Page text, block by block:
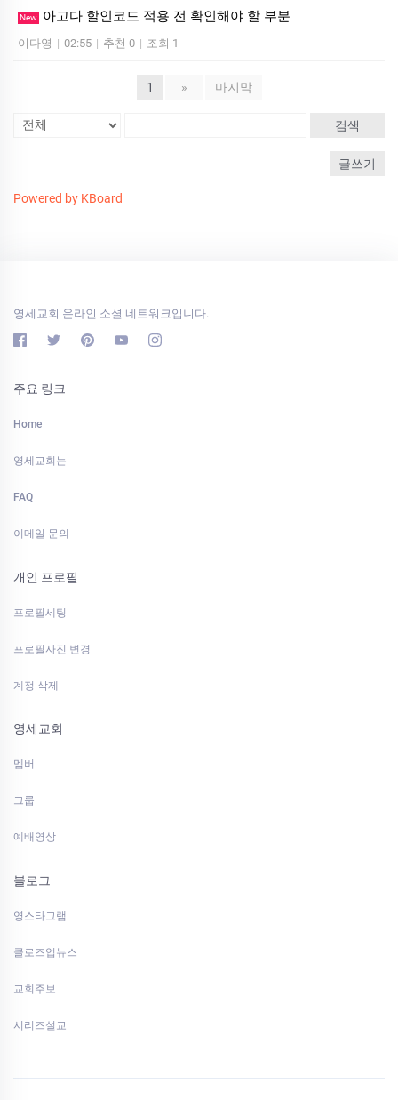
New 아고다 할인코드 적용 전 확인해야 할 부분
이다영 | 02:55 | 추천 0 | 조회 1
1 » 마지막
검색
글쓰기
Powered by KBoard
영세교회 온라인 소셜 네트워크입니다.
주요 링크
Home
영세교회는
FAQ
이메일 문의
개인 프로필
프로필세팅
프로필사진 변경
계정 삭제
영세교회
멤버
그룹
예배영상
블로그
영스타그램
클로즈업뉴스
교회주보
시리즈설교